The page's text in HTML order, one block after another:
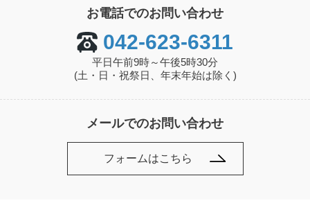
お電話でのお問い合わせ
042-623-6311
平日午前9時～午後5時30分
(土・日・祝祭日、年末年始は除く)
メールでのお問い合わせ
フォームはこちら